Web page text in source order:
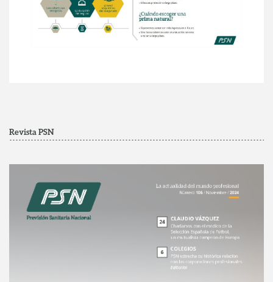
Revista PSN